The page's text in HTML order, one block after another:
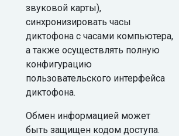
звуковой карты),
синхронизировать часы
диктофона с часами компьютера,
а также осуществлять полную
конфигурацию
пользовательского интерфейса
диктофона.
Обмен информацией может
быть защищен кодом доступа.